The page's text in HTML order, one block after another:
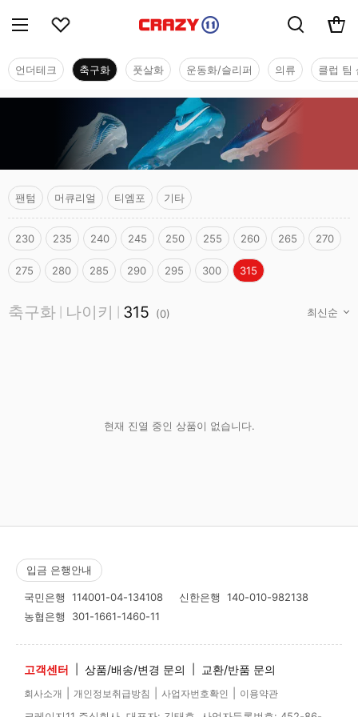
언더테크 축구화 풋살화 운동화/슬리퍼 의류 클럽 팀
팬텀 머큐리얼 티엠포 기타
230 235 240 245 250 255 260 265 270
275 280 285 290 295 300 315
축구화 나이키 315 (0)
현재 진열 중인 상품이 없습니다.
입금 은행안내
국민은행 114001-04-134108 신한은행 140-010-982138
농협은행 301-1661-1460-11
고객센터 상품/배송/변경 문의 교환/반품 문의
회사소개 개인정보취급방침 사업자번호확인 이용약관